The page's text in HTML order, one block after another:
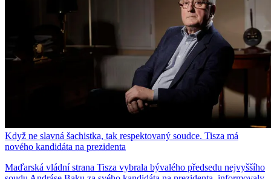
Když ne slavná šachistka, tak respektovaný soudce. Tisza má
nového kandidáta na prezidenta
Maďarská vládní strana Tisza vybrala bývalého předsedu nejvyššího